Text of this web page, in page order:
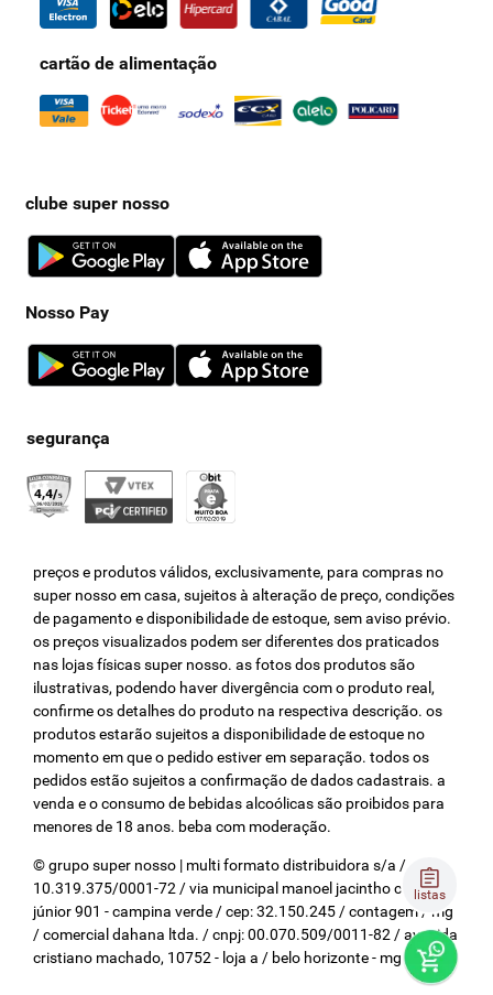
listas
cartão de alimentação
clube super nosso
Nosso Pay
preços e produtos válidos, exclusivamente, para compras no
super nosso em casa, sujeitos à alteração de preço, condições
de pagamento e disponibilidade de estoque, sem aviso prévio.
os preços visualizados podem ser diferentes dos praticados
nas lojas físicas super nosso. as fotos dos produtos são
ilustrativas, podendo haver divergência com o produto real,
confirme os detalhes do produto na respectiva descrição. os
produtos estarão sujeitos a disponibilidade de estoque no
momento em que o pedido estiver em separação. todos os
pedidos estão sujeitos a confirmação de dados cadastrais. a
venda e o consumo de bebidas alcoólicas são proibidos para
menores de 18 anos. beba com moderação.
© grupo super nosso | multi formato distribuidora s/a / cnpj:
10.319.375/0001-72 / via municipal manoel jacintho coelho
júnior 901 - campina verde / cep: 32.150.245 / contagem / mg
/ comercial dahana ltda. / cnpj: 00.070.509/0011-82 / avenida
cristiano machado, 10752 - loja a / belo horizonte - mg